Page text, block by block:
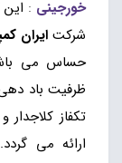
خورجینی :
شرکتایران
ارائه می